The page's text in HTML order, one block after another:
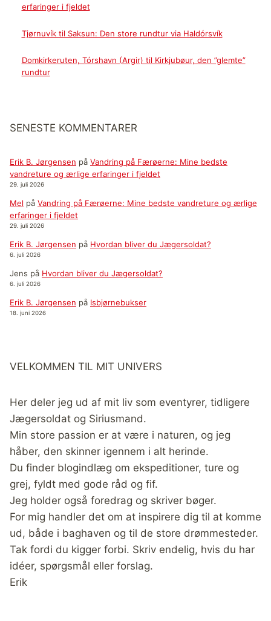
erfaringer i fjeldet
Tjørnuvík til Saksun: Den store rundtur via Haldórsvík
Domkirkeruten, Tórshavn (Argir) til Kirkjubøur, den ”glemte”
rundtur
SENESTE KOMMENTARER
Erik B. Jørgensen på Vandring på Færøerne: Mine bedste
vandreture og ærlige erfaringer i fjeldet
29. juli 2026
Mel på Vandring på Færøerne: Mine bedste vandreture og ærlige
erfaringer i fjeldet
29. juli 2026
Erik B. Jørgensen på Hvordan bliver du Jægersoldat?
6. juli 2026
Jens på Hvordan bliver du Jægersoldat?
6. juli 2026
Erik B. Jørgensen på Isbjørnebukser
18. juni 2026
VELKOMMEN TIL MIT UNIVERS
Her deler jeg ud af mit liv som eventyrer, tidligere
Jægersoldat og Siriusmand.
Min store passion er at være i naturen, og jeg
håber, den skinner igennem i alt herinde.
Du finder blogindlæg om ekspeditioner, ture og
grej, fyldt med gode råd og fif.
Jeg holder også foredrag og skriver bøger.
For mig handler det om at inspirere dig til at komme
ud, både i baghaven og til de store drømmesteder.
Tak fordi du kigger forbi. Skriv endelig, hvis du har
idéer, spørgsmål eller forslag.
Erik